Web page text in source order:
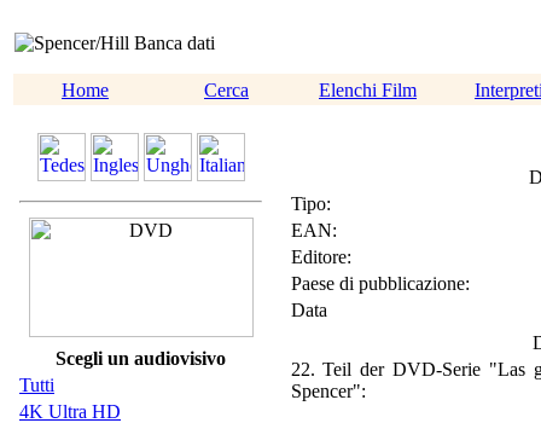
Home Cerca Elenchi Film
Scegli un audiovisivo
Tutti
4K Ultra HD
Tipo:
EAN:
Editore:
Paese di pubblicazione:
Data
22. Teil der DVD-Serie "Las
Spencer":